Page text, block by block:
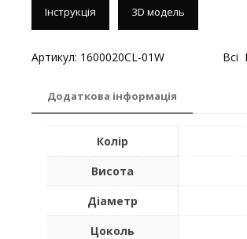
Інструкція 3D модель
Артикул: 1600020CL-01W Bсі
Додаткова інформація
Колір
Висота
Діаметр
Цоколь